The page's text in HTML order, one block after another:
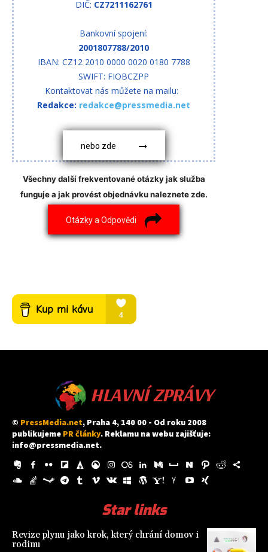
DIČ: CZ7211162761
Bankovní spojení:
2001807788/2010
IBAN: CZ12 2010 0000 0020 0180 7788
SWIFT: FIOBCZPP
Kontaktovat nás můžete na mailu:
Redakce: redakce@pressmedia.net
nebo zde
Všechny další frekventované otázky jak služba
funguje a jak provést objednávku naleznete zde.
Otázky a Odpovědi
HLAVNÍ ZPRÁVY
© PressMedia.net, Praha 4, 140 00 - Od roku 2008
publikujeme PR články. Reklamu na webu zajišťuje:
info@pressmedia.net.
Star links
Revize plynu jako krok, který chrání domov i
rodinu